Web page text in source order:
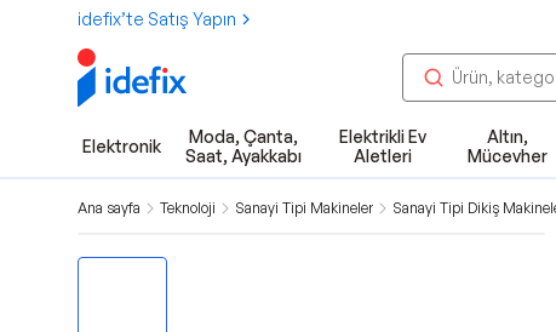
idefix’te Satış Yapın
Elektronik
Moda, Çanta,
Saat, Ayakkabı
Elektrikli Ev
Aletleri
Altın,
Mücevher
Ana sayfa Teknoloji Sanayi Tipi Makineler Sanayi Tipi Dikiş